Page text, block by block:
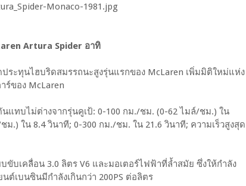
Artura Spider อาทิ
ประทุนไฮบริดสมรรถนะสูงรุ่นแรกของ McLaren เพิ่มมิติใหม่แห่ง
ร์ของ McLaren
นแทบไม่ต่างจากรุ่นคูเป้: 0-100 กม./ชม. (0-62 ไมล์/ชม.) ใน
ม.) ใน 8.4 วินาที; 0-300 กม./ชม. ใน 21.6 วินาที; ความเร็วสูงสุด
บเคลื่อน 3.0 ลิตร V6 และมอเตอร์ไฟฟ้าที่ล้ำสมัย ซึ่งให้กำลัง
นต์เบนซินมีกำลังเกินกว่า 200PS ต่อลิตร